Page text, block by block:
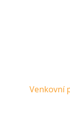
Venkovní